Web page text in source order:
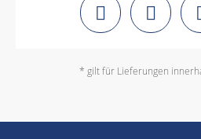
* gilt für Lieferungen